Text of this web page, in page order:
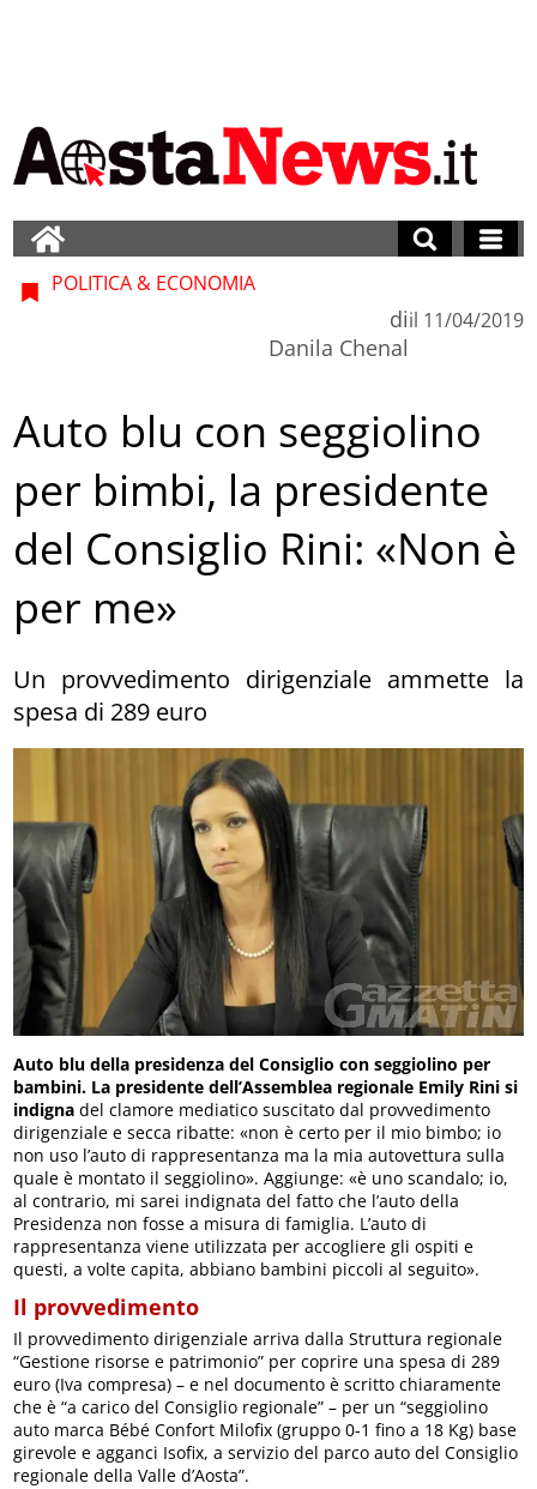
POLITICA & ECONOMIA
di
Danila Chenal
il 11/04/2019
Auto blu con seggiolino
per bimbi, la presidente
del Consiglio Rini: «Non è
per me»
Un provvedimento dirigenziale ammette la
spesa di 289 euro
Auto blu della presidenza del Consiglio con seggiolino per
bambini. La presidente dell’Assemblea regionale Emily Rini si
indigna del clamore mediatico suscitato dal provvedimento
dirigenziale e secca ribatte: «non è certo per il mio bimbo; io
non uso l’auto di rappresentanza ma la mia autovettura sulla
quale è montato il seggiolino». Aggiunge: «è uno scandalo; io,
al contrario, mi sarei indignata del fatto che l’auto della
Presidenza non fosse a misura di famiglia. L’auto di
rappresentanza viene utilizzata per accogliere gli ospiti e
questi, a volte capita, abbiano bambini piccoli al seguito».
Il provvedimento
Il provvedimento dirigenziale arriva dalla Struttura regionale
“Gestione risorse e patrimonio” per coprire una spesa di 289
euro (Iva compresa) – e nel documento è scritto chiaramente
che è “a carico del Consiglio regionale” – per un “seggiolino
auto marca Bébé Confort Milofix (gruppo 0-1 fino a 18 Kg) base
girevole e agganci Isofix, a servizio del parco auto del Consiglio
regionale della Valle d’Aosta”.